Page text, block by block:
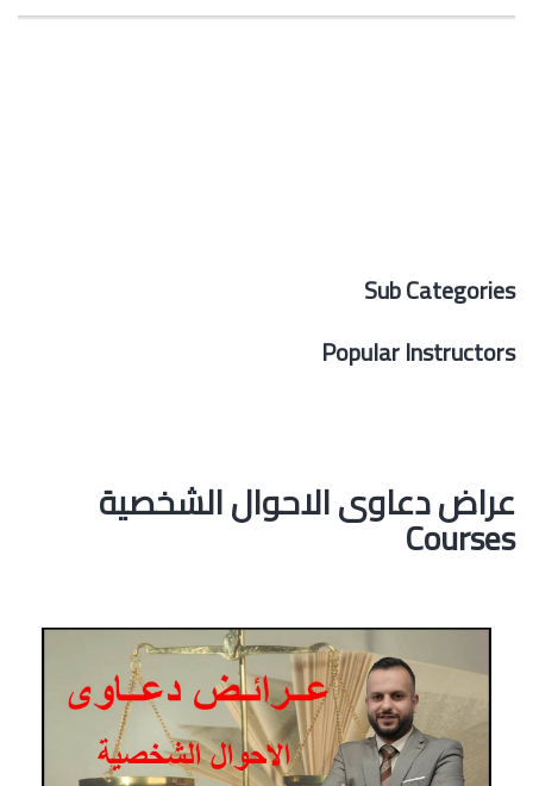
Sub Categories
Popular Instructors
عراض دعاوى الاحوال الشخصية
Courses